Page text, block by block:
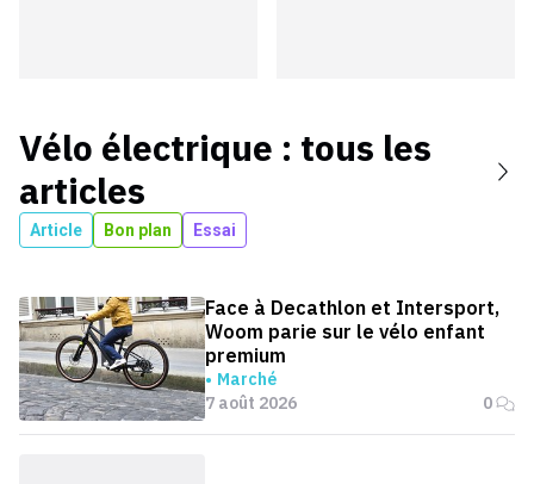
Vélo électrique : tous les
articles
Article Bon plan Essai
Face à Decathlon et Intersport,
Woom parie sur le vélo enfant
premium
Marché
7 août 2026
0